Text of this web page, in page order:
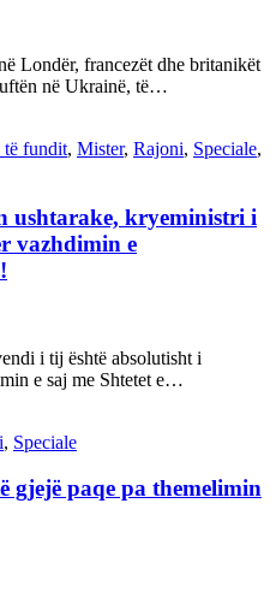
Londër, francezët dhe britanikët
në Ukrainë, të…
të fundit, Mister, Rajoni, Speciale,
ushtarake, kryeministri i
vazhdimin e
i tij është absolutisht i
e saj me Shtetet e…
, Speciale
gjejë paqe pa themelimin